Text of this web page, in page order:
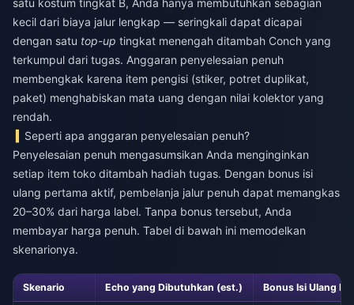
satu kostum tingkat B, Anda hanya membutuhkan sebagian
kecil dari biaya jalur lengkap — seringkali dapat dicapai
dengan satu top-up tingkat menengah ditambah Conch yang
terkumpul dari tugas. Anggaran penyelesaian penuh
membengkak karena item pengisi (stiker, potret duplikat,
paket) menghabiskan mata uang dengan nilai kolektor yang
rendah.
Seperti apa anggaran penyelesaian penuh?
Penyelesaian penuh mengasumsikan Anda menginginkan
setiap item toko ditambah hadiah tugas. Dengan bonus isi
ulang pertama aktif, pembelanja jalur penuh dapat memangkas
20–30% dari harga label. Tanpa bonus tersebut, Anda
membayar harga penuh. Tabel di bawah ini memodelkan
skenarionya.
Skenario Echo yang Dibutuhkan (est.) Bonus Isi Ulang